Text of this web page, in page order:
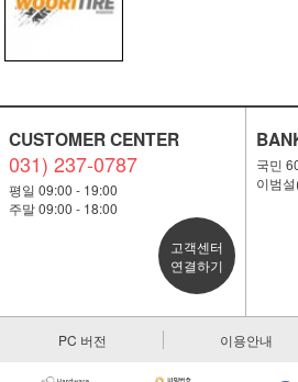
CUSTOMER CENTER
031) 237-0787
평일 09:00 - 19:00
주말 09:00 - 18:00
고객센터
연결하기
국민
이범
PC 버전 이용안내